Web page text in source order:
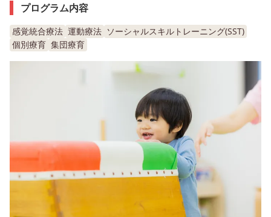
プログラム内容
感覚統合療法 運動療法 ソーシャルスキルトレーニング(SST)
個別療育 集団療育